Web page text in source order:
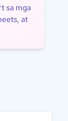
sa mga
at